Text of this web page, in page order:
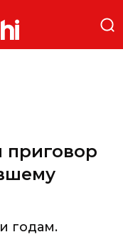
приговор
годам.